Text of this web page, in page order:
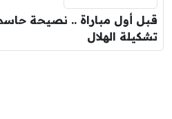
قبل أول مباراة .. نصيحة
تشكيلة الهلال